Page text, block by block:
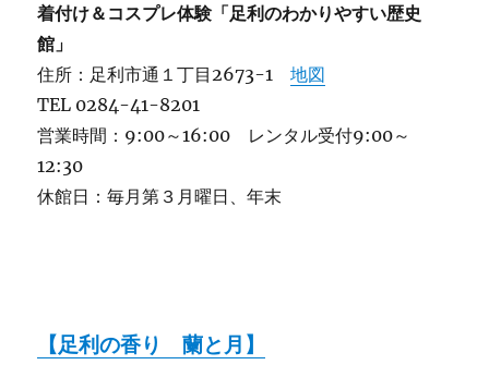
着付け＆コスプレ体験「足利のわかりやすい歴史
館」
住所：足利市通１丁目2673-1地図
TEL 0284-41-8201
営業時間：9:00～16:00 レンタル受付9:00～
12:30
休館日：毎月第３月曜日、年末
【足利の香り 蘭と月】